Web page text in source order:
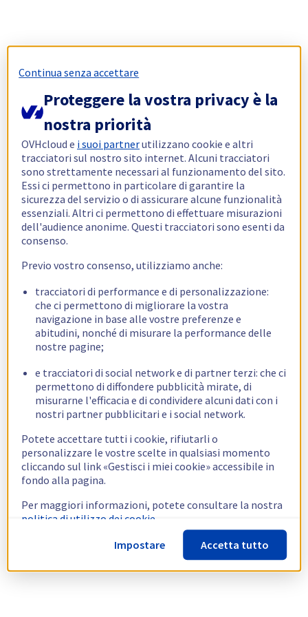
Continua senza accettare
Proteggere la vostra privacy è la
nostra priorità
OVHcloud e i suoi partnerutilizzano cookie e altri
tracciatori sul nostro sito internet. Alcuni tracciatori
sono strettamente necessari al funzionamento del sito.
Essi ci permettono in particolare di garantire la
sicurezza del servizio o di assicurare alcune funzionalità
essenziali. Altri ci permettono di effettuare misurazioni
dell'audience anonime. Questi tracciatori sono esenti da
consenso.
Previo vostro consenso, utilizziamo anche:
tracciatori di performance e di personalizzazione:
che ci permettono di migliorare la vostra
navigazione in base alle vostre preferenze e
abitudini, nonché di misurare la performance delle
nostre pagine;
e tracciatori di social network e di partner terzi: che ci
permettono di diffondere pubblicità mirate, di
misurarne l'efficacia e di condividere alcuni dati con i
nostri partner pubblicitari e i social network.
Potete accettare tutti i cookie, rifiutarli o
personalizzare le vostre scelte in qualsiasi momento
cliccando sul link «Gestisci i miei cookie» accessibile in
fondo alla pagina.
Per maggiori informazioni, potete consultare la nostra
politica di utilizzo dei cookie.
Impostare
Accetta tutto